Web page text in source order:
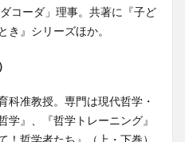
コーダ」理事。共著に『子ど
き』シリーズほか。
科准教授。専門は現代哲学・
』、『哲学トレーニング』
！哲学者たち』（上・下巻）